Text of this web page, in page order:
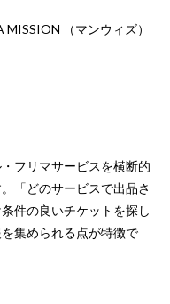
（マンウィズ）
フリマサービスを横断的
「どのサービスで出品さ
件の良いチケットを探し
集められる点が特徴で